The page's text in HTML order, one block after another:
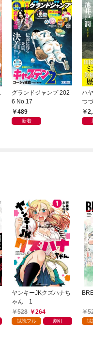
グランドジャンプ 202
6 No.17
489
新着
ハ
つ
ヤンキーJKクズハナち
ゃん 1
528
264
試読フル 割引 試